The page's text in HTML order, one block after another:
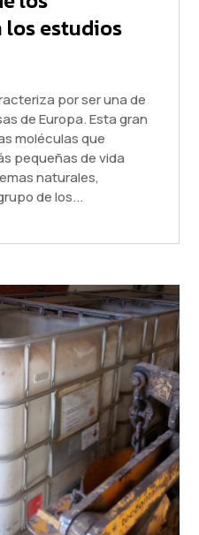
estudios
por ser una de
de Europa. Esta gran
moléculas que
pequeñas de vida
naturales,
de los...